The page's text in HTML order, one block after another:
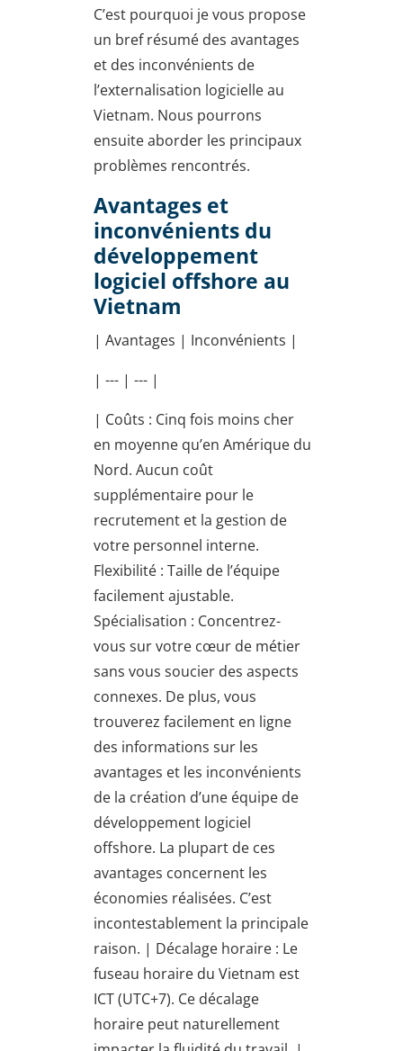
C’est pourquoi je vous propose
un bref résumé des avantages
et des inconvénients de
l’externalisation logicielle au
Vietnam. Nous pourrons
ensuite aborder les principaux
problèmes rencontrés.
Avantages et
inconvénients du
développement
logiciel offshore au
Vietnam
| Avantages | Inconvénients |
| --- | --- |
| Coûts : Cinq fois moins cher
en moyenne qu’en Amérique du
Nord. Aucun coût
supplémentaire pour le
recrutement et la gestion de
votre personnel interne.
Flexibilité : Taille de l’équipe
facilement ajustable.
Spécialisation : Concentrez-
vous sur votre cœur de métier
sans vous soucier des aspects
connexes. De plus, vous
trouverez facilement en ligne
des informations sur les
avantages et les inconvénients
de la création d’une équipe de
développement logiciel
offshore. La plupart de ces
avantages concernent les
économies réalisées. C’est
incontestablement la principale
raison. | Décalage horaire : Le
fuseau horaire du Vietnam est
ICT (UTC+7). Ce décalage
horaire peut naturellement